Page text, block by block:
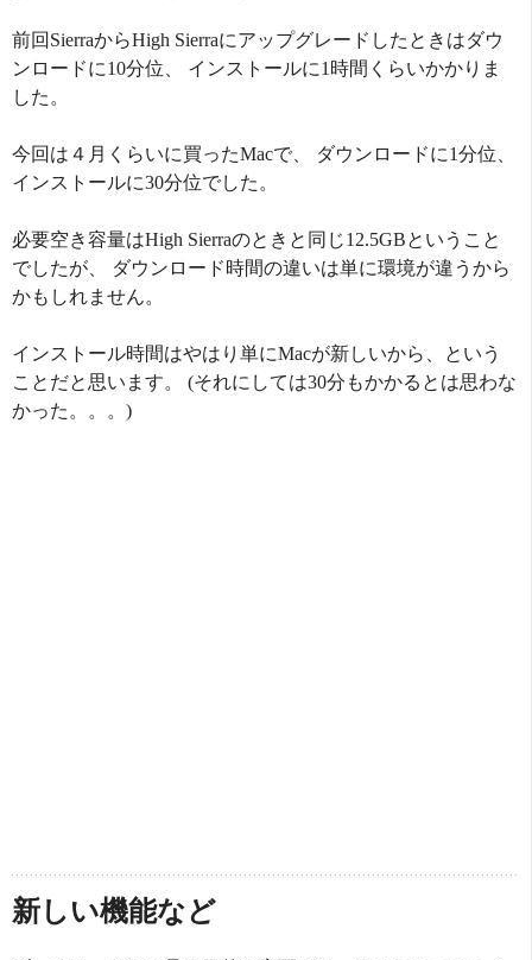
前回SierraからHigh Sierraにアップグレードしたときはダウ
ンロードに10分位、 インストールに1時間くらいかかりま
した。
今回は４月くらいに買ったMacで、 ダウンロードに1分位、
インストールに30分位でした。
必要空き容量はHigh Sierraのときと同じ12.5GBということ
でしたが、 ダウンロード時間の違いは単に環境が違うから
かもしれません。
インストール時間はやはり単にMacが新しいから、という
ことだと思います。 (それにしては30分もかかるとは思わな
かった。。。)
新しい機能など